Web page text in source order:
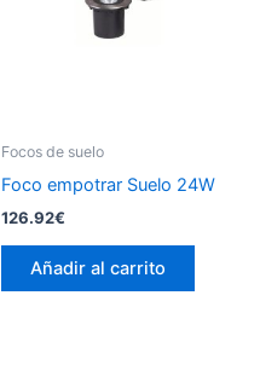
Focos de suelo
Foco empotrar Suelo 24W
126.92€
Añadir al carrito